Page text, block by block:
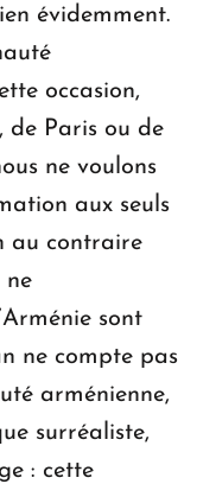
évidemment.
occasion,
de Paris ou de
ne voulons
aux seuls
au contraire
ne
sont
ne compte pas
arménienne,
surréaliste,
: cette